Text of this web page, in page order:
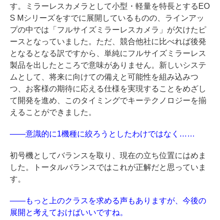
す。ミラーレスカメラとして小型・軽量を特長とするEO
S Mシリーズをすでに展開しているものの、ラインアッ
プの中では「フルサイズミラーレスカメラ」が欠けたピ
ースとなっていました。ただ、競合他社に比べれば後発
となるとなる訳ですから、単純にフルサイズミラーレス
製品を出したところで意味がありません。新しいシステ
ムとして、将来に向けての備えと可能性を組み込みつ
つ、お客様の期待に応える仕様を実現することをめざし
て開発を進め、このタイミングでキーテクノロジーを揃
えることができました。
——意識的に1機種に絞ろうとしたわけではなく……
初号機としてバランスを取り、現在の立ち位置にはめま
した。トータルバランスではこれが正解だと思っていま
す。
——もっと上のクラスを求める声もありますが、今後の
展開と考えておけばいいですね。